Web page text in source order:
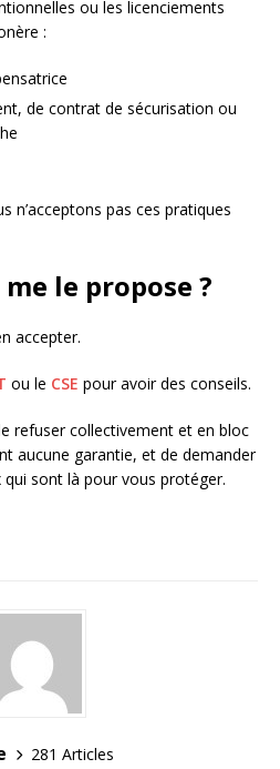
ou les licenciements
:
de contrat de sécurisation ou
n’acceptons pas ces pratiques
le propose ?
accepter.
ou le CSE pour avoir des conseils.
refuser collectivement et en bloc
aucune garantie, et de demander
sont là pour vous protéger.
281 Articles